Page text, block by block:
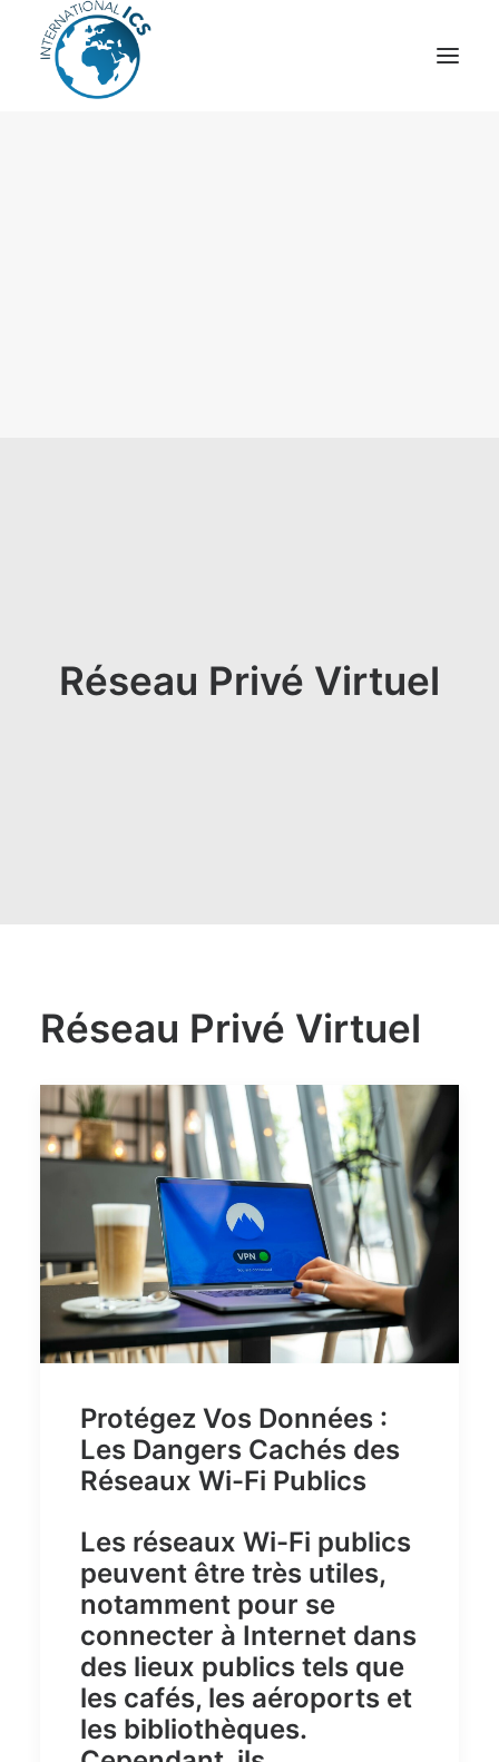
Réseau Privé Virtuel
Réseau Privé Virtuel
Protégez Vos Données :
Les Dangers Cachés des
Réseaux Wi-Fi Publics
Les réseaux Wi-Fi publics
peuvent être très utiles,
notamment pour se
connecter à Internet dans
des lieux publics tels que
les cafés, les aéroports et
les bibliothèques.